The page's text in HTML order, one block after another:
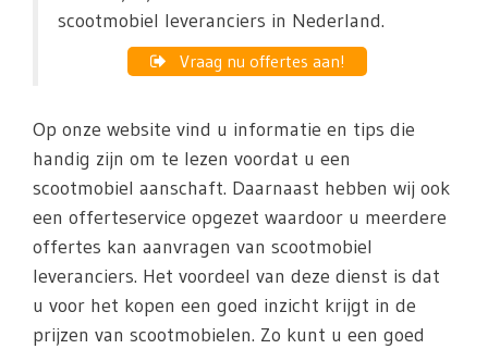
scootmobiel leveranciers in Nederland.
Vraag nu offertes aan!
Op onze website vind u informatie en tips die
handig zijn om te lezen voordat u een
scootmobiel aanschaft. Daarnaast hebben wij ook
een offerteservice opgezet waardoor u meerdere
offertes kan aanvragen van scootmobiel
leveranciers. Het voordeel van deze dienst is dat
u voor het kopen een goed inzicht krijgt in de
prijzen van scootmobielen. Zo kunt u een goed